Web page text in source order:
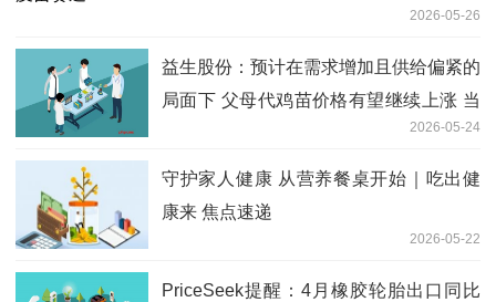
2026-05-26
益生股份：预计在需求增加且供给偏紧的
局面下 父母代鸡苗价格有望继续上涨 当
2026-05-24
守护家人健康 从营养餐桌开始｜吃出健
康来 焦点速递
2026-05-22
PriceSeek提醒：4月橡胶轮胎出口同比